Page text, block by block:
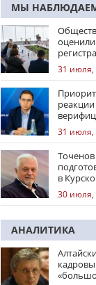
МЫ
31 июля,
31 июля,
в
30 июля,
АНАЛИТИКА